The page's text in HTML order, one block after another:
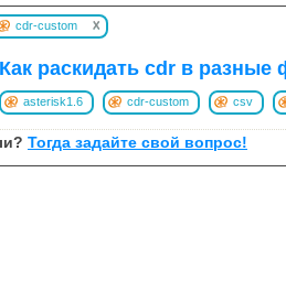
cdr-custom x
Как раскидать cdr в
asterisk1.6 cdr-custom csv
Тогда задайте свой вопрос!